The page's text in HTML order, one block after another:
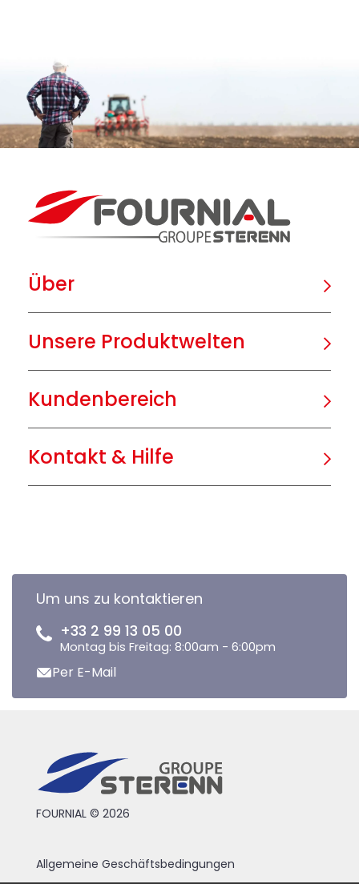
Über
Unsere Produktwelten
Kundenbereich
Kontakt & Hilfe
Um uns zu kontaktieren
+33 2 99 13 05 00
Montag bis Freitag: 8:00am - 6:00pm
Per E-Mail
FOURNIAL © 2026
Allgemeine Geschäftsbedingungen